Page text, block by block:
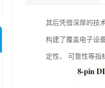
其后凭借深厚的技
构建了覆盖电子设
定性、 可靠性等指